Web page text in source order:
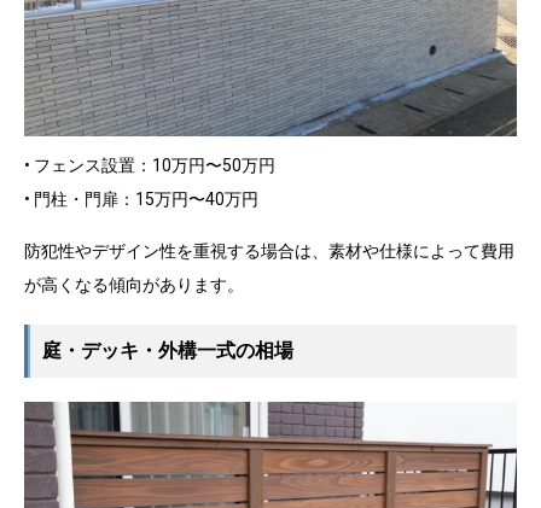
• フェンス設置：10万円〜50万円
• 門柱・門扉：15万円〜40万円
防犯性やデザイン性を重視する場合は、素材や仕様によって費用
が高くなる傾向があります。
庭・デッキ・外構一式の相場